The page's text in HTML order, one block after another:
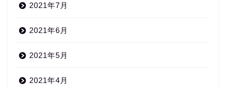
2021年7月
2021年6月
2021年5月
2021年4月